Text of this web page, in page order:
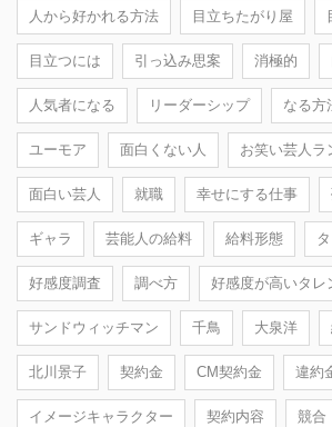
人から好かれる方法 目立ちたがり屋
目立つには 引っ込み思案 消極的
人気者になる リーダーシップ なる方
ユーモア 面白くない人 お笑い芸人ラ
面白い芸人 就職 幸せにする仕事
ギャラ 芸能人の給料 給料形態
好感度調査 調べ方 好感度が高いタレ
サンドウィッチマン 千鳥 大泉洋
北川景子 契約金 CM契約金 違約
イメージキャラクター 契約内容 競合